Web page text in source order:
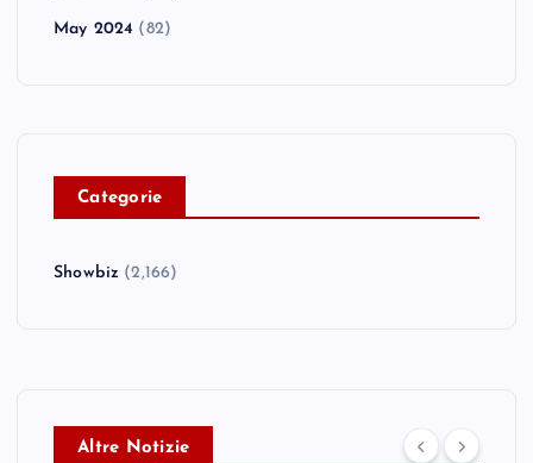
May 2024 (82)
Categorie
Showbiz (2,166)
Altre Notizie